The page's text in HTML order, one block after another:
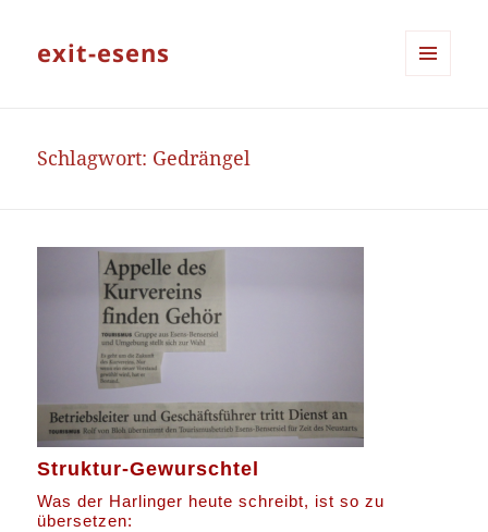
exit-esens
Schlagwort: Gedrängel
Struktur-Gewurschtel
Was der Harlinger heute schreibt, ist so zu
übersetzen: